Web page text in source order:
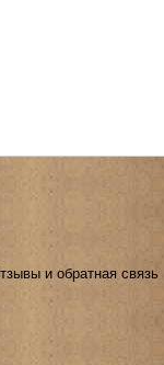
и обратная связь